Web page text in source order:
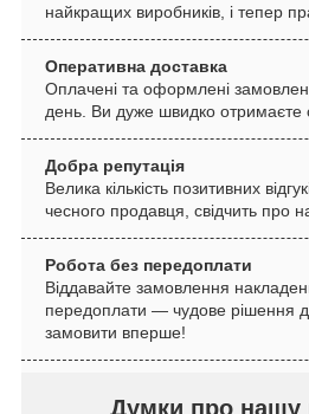
найкращих виробників, і тепер
Оперативна доставка
Оплачені та оформлені
день. Ви дуже швидко отримаєте
Добра репутація
Велика кількість позитивних
чесного продавця, свідчить про
Робота без передоплати
Віддавайте замовлення
передоплати — чудове рішення
замовити вперше!
Думки про нашу